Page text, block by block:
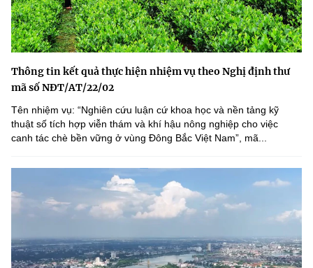
Thông tin kết quả thực hiện nhiệm vụ theo Nghị định thư
mã số NĐT/AT/22/02
Tên nhiệm vụ: “Nghiên cứu luận cứ khoa học và nền tảng kỹ
thuật số tích hợp viễn thám và khí hậu nông nghiệp cho việc
canh tác chè bền vững ở vùng Đông Bắc Việt Nam”, mã...